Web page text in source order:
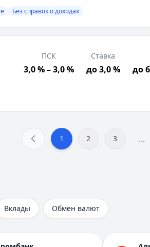
Без справок о доходах
в РФ, Возраст от 18 лет
и документами; полная
Без справок о доходах
ПСК
3,0 % – 3,0 %
Ставка
до 3,0 % до
1 2 3 ...
Вклады Обмен валют